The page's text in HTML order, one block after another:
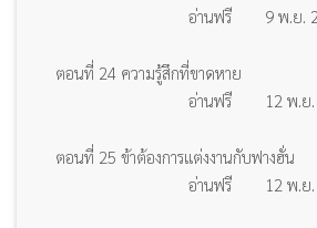
อ่านฟรี
9 พ.ย.
ตอนที่ 24 ความรู้สึกที่ขาดหาย
อ่านฟรี
12 พ.ย
ตอนที่ 25 ข้าต้องการแต่งงานกับฟางฮั่น
อ่านฟรี
12 พ.ย